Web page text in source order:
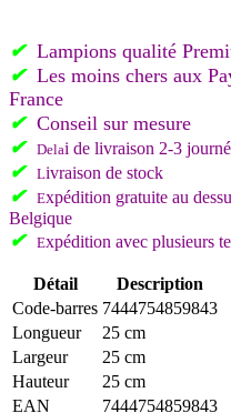
✔ Lampions qualité
✔ Les moins chers aux
France
✔ Conseil sur mesure
✔
Delai de livraison 2-3
✔ Livraison de stock
✔ Expédition gratuite au
Belgique
✔ Expédition avec plusieurs
Détail
Description
Code-barres 7444754859843
Longueur
25 cm
Largeur
25 cm
Hauteur
25 cm
EAN
7444754859843